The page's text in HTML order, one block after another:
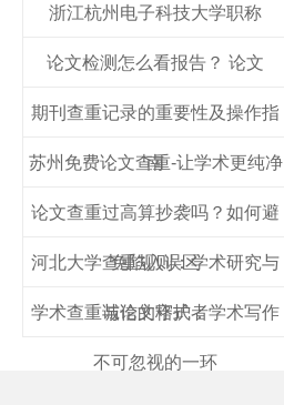
浙江杭州电子科技大学职称
论文检测怎么看报告？ 论文
期刊查重记录的重要性及操作指
南
苏州免费论文查重-让学术更纯净
论文查重过高算抄袭吗？如何避
免陷入误区
河北大学查重规则：学术研究与
诚信的守护者
学术查重与论文格式：学术写作
不可忽视的一环